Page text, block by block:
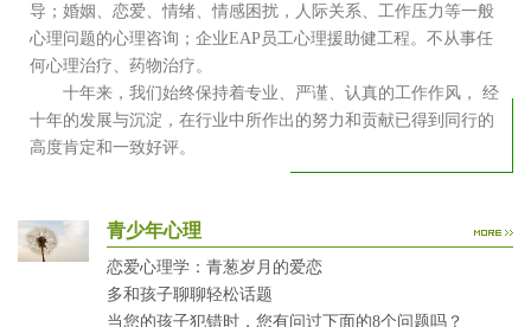
导；婚姻、恋爱、情绪、情感困扰，人际关系、工作压力等一般
心理问题的心理咨询；企业EAP员工心理援助健工程。不从事任
何心理治疗、药物治疗。
十年来，我们始终保持着专业、严谨、认真的工作作风， 经
十年的发展与沉淀，在行业中所作出的努力和贡献已得到同行的
高度肯定和一致好评。
青少年心理
恋爱心理学：青葱岁月的爱恋
多和孩子聊聊轻松话题
当您的孩子犯错时，您有问过下面的8个问题吗？